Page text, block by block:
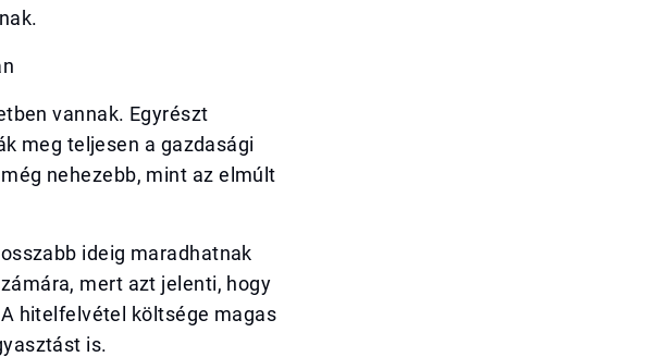
vannak. Egyrészt
meg teljesen a gazdasági
nehezebb, mint az elmúlt
ideig maradhatnak
mert azt jelenti, hogy
hitelfelvétel költsége magas
is.